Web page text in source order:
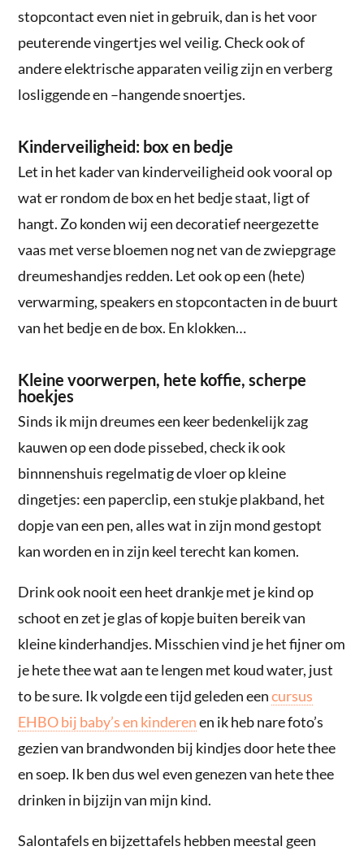
stopcontact even niet in gebruik, dan is het voor
peuterende vingertjes wel veilig. Check ook of
andere elektrische apparaten veilig zijn en verberg
losliggende en –hangende snoertjes.
Kinderveiligheid: box en bedje
Let in het kader van kinderveiligheid ook vooral op
wat er rondom de box en het bedje staat, ligt of
hangt. Zo konden wij een decoratief neergezette
vaas met verse bloemen nog net van de zwiepgrage
dreumeshandjes redden. Let ook op een (hete)
verwarming, speakers en stopcontacten in de buurt
van het bedje en de box. En klokken…
Kleine voorwerpen, hete koffie, scherpe
hoekjes
Sinds ik mijn dreumes een keer bedenkelijk zag
kauwen op een dode pissebed, check ik ook
binnnenshuis regelmatig de vloer op kleine
dingetjes: een paperclip, een stukje plakband, het
dopje van een pen, alles wat in zijn mond gestopt
kan worden en in zijn keel terecht kan komen.
Drink ook nooit een heet drankje met je kind op
schoot en zet je glas of kopje buiten bereik van
kleine kinderhandjes. Misschien vind je het fijner om
je hete thee wat aan te lengen met koud water, just
to be sure. Ik volgde een tijd geleden eencursus
EHBO bij baby’s en kinderenen ik heb nare foto’s
gezien van brandwonden bij kindjes door hete thee
en soep. Ik ben dus wel even genezen van hete thee
drinken in bijzijn van mijn kind.
Salontafels en bijzettafels hebben meestal geen